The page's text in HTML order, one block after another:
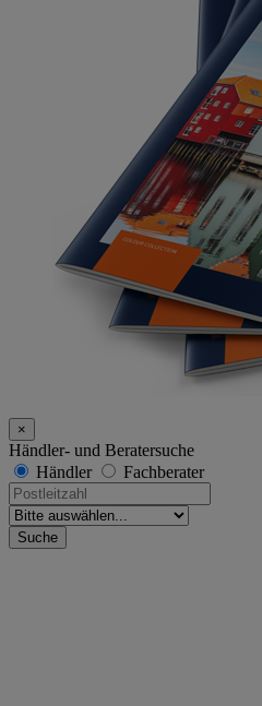
×
Händler- und Beratersuche
Händler
Fachberater